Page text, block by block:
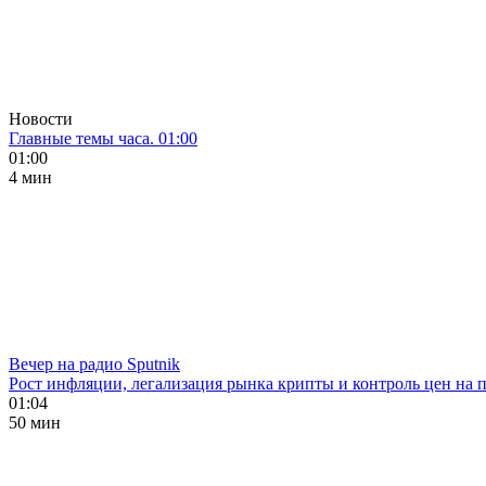
Новости
Главные темы часа. 01:00
01:00
4 мин
Вечер на радио Sputnik
Рост инфляции, легализация рынка крипты и контроль цен на
01:04
50 мин